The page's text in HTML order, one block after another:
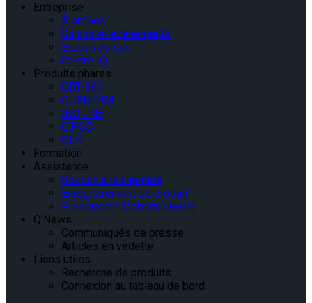
Entreprise
À propos
Salons et événements
Études de cas
Centre IQ
Produits phares
QRT-360
QUANTUM
INQLINE
Q’POD
QLK
Formation
Assistance
Soutien à la clientèle
Enregistrement de produit
Programme Mobility Dealer
Q’News
Communiqués de presse
Articles en vedette
Liens utiles
Recherche de produits
Connexion au tableau de bord